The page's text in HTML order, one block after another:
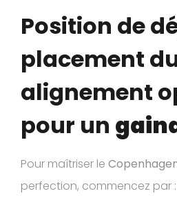
Position de
placement
alignement
pour un
Pour maîtriser le
perfection, commencez par :